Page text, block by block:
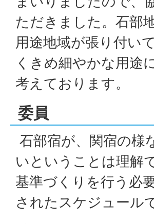
ただきました。石部
用途地域が張り付い
くきめ細やかな用途
考えております。
委員
石部宿が、関宿の様
いということは理解
基準づくりを行う必
されたスケジュール